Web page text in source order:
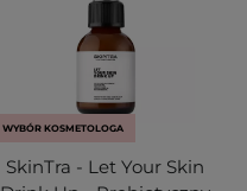
WYBÓR KOSMETOLOGA
SkinTra - Let Your Skin